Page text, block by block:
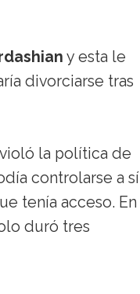
y esta le
divorciarse tras
la política de
controlarse a sí
tenía acceso. En
duró tres